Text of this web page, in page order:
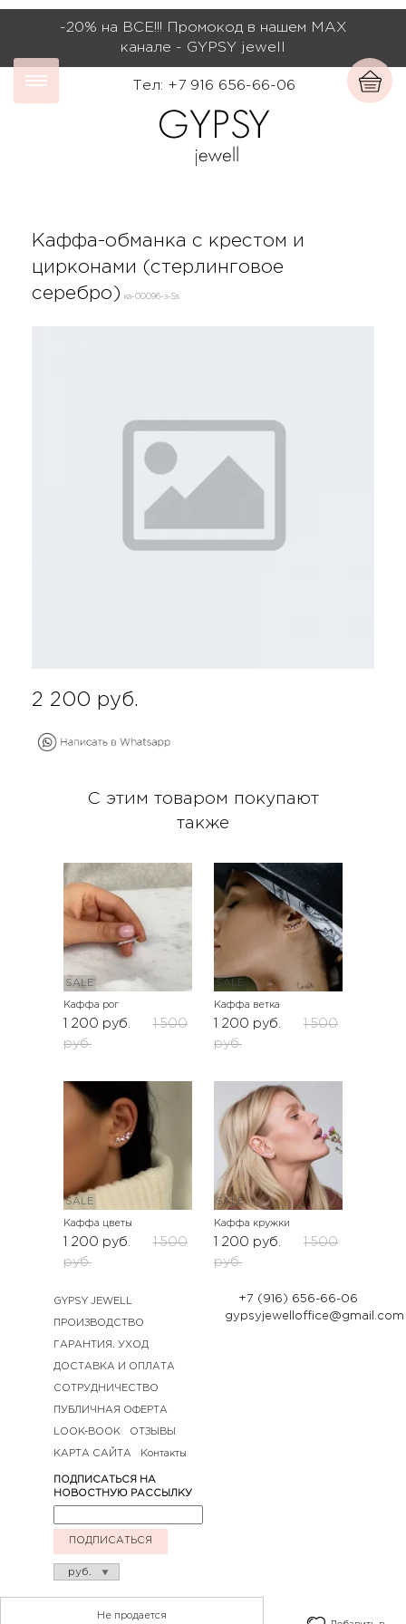
-20% на ВСЕ!!! Промокод в нашем МАХ
канале - GYPSY jewell
Тел: +7 916 656-66-06
Каффа-обманка с крестом и
цирконами (стерлинговое
серебро)
ка-00096-з-Ss
2 200 руб.
Не продается
С этим товаром покупают
также
SALE
Каффа рог
1 200 руб.
1 500
руб.
SALE
Каффа ветка
1 200 руб.
1 500
руб.
SALE
Каффа цветы
1 200 руб.
1 500
руб.
SALE
Каффа кружки
1 200 руб.
1 500
руб.
GYPSY JEWELL
ПРОИЗВОДСТВО
ГАРАНТИЯ. УХОД
ДОСТАВКА И ОПЛАТА
СОТРУДНИЧЕСТВО
ПУБЛИЧНАЯ ОФЕРТА
LOOK-BOOK ОТЗЫВЫ
КАРТА САЙТА Контакты
+7 (916) 656-66-06
gypsyjewelloffice@gmail.com
ПОДПИСАТЬСЯ НА
НОВОСТНУЮ РАССЫЛКУ
ПОДПИСАТЬСЯ